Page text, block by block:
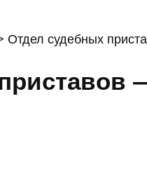
Отдел судебных